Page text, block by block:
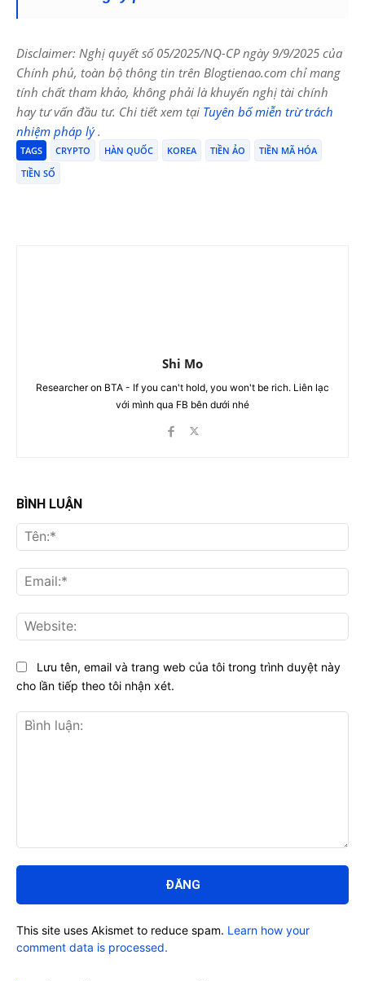
Disclaimer: Nghị quyết số 05/2025/NQ-CP ngày 9/9/2025 của
Chính phủ, toàn bộ thông tin trên Blogtienao.com chỉ mang
tính chất tham khảo, không phải là khuyến nghị tài chính
hay tư vấn đầu tư. Chi tiết xem tại Tuyên bố miễn trừ trách
nhiệm pháp lý.
TAGS CRYPTO HÀN QUỐC KOREA TIỀN ẢO
TIỀN MÃ HÓA
TIỀN SỐ
Shi Mo
Researcher on BTA - If you can't hold, you won't be rich. Liên lạc
với mình qua FB bên dưới nhé
BÌNH LUẬN
luận:
Lưu tên, email và trang web của tôi trong trình duyệt này
cho lần tiếp theo tôi nhận xét.
This site uses Akismet to reduce spam. Learn how your
comment data is processed.